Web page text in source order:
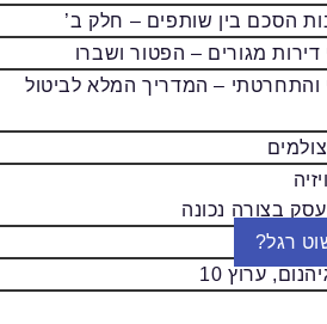
הסכם בין שותפים – חלק ב’
דירות מגורים – הפטור ושברו
והתחרטתי – המדריך המלא לביטול
בצורה נכונה
רגל?
ערוץ 10